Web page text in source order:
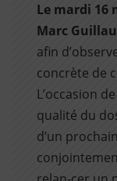
Le mardi 16
Marc
afin
concrète de
L’occasion
qualité du
d’un